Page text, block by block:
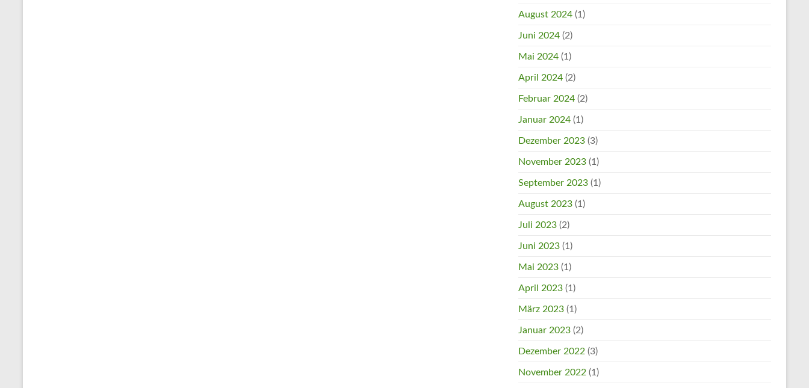
August 2024 (1)
Juni 2024 (2)
Mai 2024 (1)
April 2024 (2)
Februar 2024 (2)
Januar 2024 (1)
Dezember 2023 (3)
November 2023 (1)
September 2023 (1)
August 2023 (1)
Juli 2023 (2)
Juni 2023 (1)
Mai 2023 (1)
April 2023 (1)
März 2023 (1)
Januar 2023 (2)
Dezember 2022 (3)
November 2022 (1)